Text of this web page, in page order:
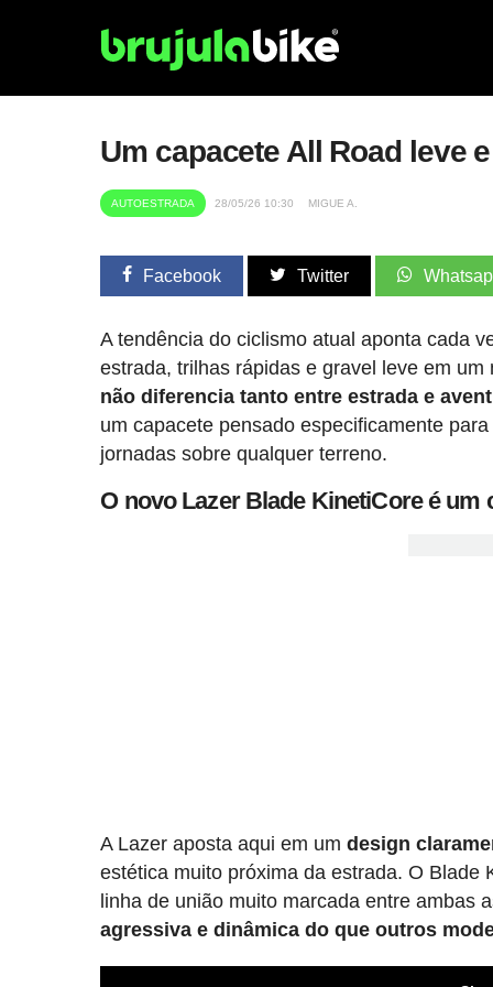
Um capacete All Road leve
AUTOESTRADA 28/05/26 10:30 MIGUE A.
Facebook Twitter
A tendência do ciclismo atual aponta cada
estrada, trilhas rápidas e gravel leve em um
não diferencia tanto entre estrada e
um capacete pensado especificamente
jornadas sobre qualquer terreno.
O novo Lazer Blade KinetiCore é um
A Lazer aposta aqui em umdesign
estética muito próxima da estrada. O Blade
linha de união muito marcada entre ambas
agressiva e dinâmica do que outros